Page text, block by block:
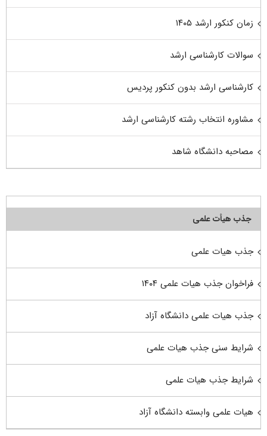
زمان کنکور ارشد ۱۴۰۵
سوالات کارشناسی ارشد
کارشناسی ارشد بدون کنکور پردیس
مشاوره انتخاب رشته کارشناسی ارشد
مصاحبه دانشگاه شاهد
جذب هیأت علمی
جذب هیات علمی
فراخوان جذب هیات علمی ۱۴۰۴
جذب هیات علمی دانشگاه آزاد
شرایط سنی جذب هیات علمی
شرایط جذب هیات علمی
هیات علمی وابسته دانشگاه آزاد